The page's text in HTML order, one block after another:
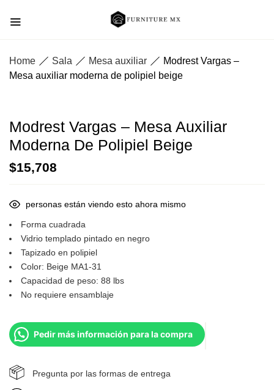
Home Sala Mesa auxiliar
Modrest Vargas –
Mesa auxiliar moderna de polipiel beige
Modrest Vargas – Mesa Auxiliar
Moderna De Polipiel Beige
$15,708
personas están viendo esto ahora mismo
Forma cuadrada
Vidrio templado pintado en negro
Tapizado en polipiel
Color: Beige MA1-31
Capacidad de peso: 88 lbs
No requiere ensamblaje
Pedir más información para la compra
Pregunta por las formas de entrega